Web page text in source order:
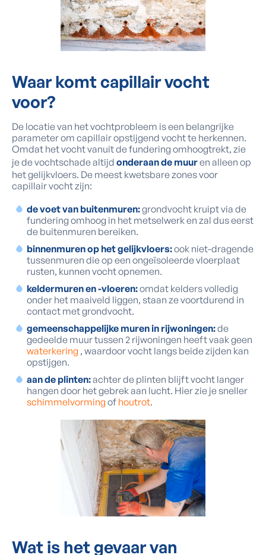
Waarkomt capillair vocht
voor?
De locatie van het vochtprobleem is een belangrijke
parameter om capillair opstijgend vocht te herkennen.
Omdat het vocht vanuit de fundering omhoogtrekt, zie
je de vochtschade altijd onderaan de muuren alleen op
het gelijkvloers. De meest kwetsbare zones voor
capillair vocht zijn:
de voet van buitenmuren:grondvocht kruipt via de
fundering omhoog in het metselwerk en zal dus eerst
de buitenmuren bereiken.
binnenmuren op het gelijkvloers:ook niet-dragende
tussenmuren die op een ongeïsoleerde vloerplaat
rusten, kunnen vocht opnemen.
keldermuren en -vloeren:omdat kelders volledig
onder het maaiveld liggen, staan ze voortdurend in
contact met grondvocht.
gemeenschappelijke muren in rijwoningen:de
gedeelde muur tussen 2 rijwoningen heeft vaak geen
waterkering , waardoor vocht langs beide zijden kan
opstijgen.
aan de plinten:achter de plinten blijft vocht langer
hangen door het gebrek aan lucht. Hier zie je sneller
schimmelvorming of houtrot.
Wat is hetgevaarvan